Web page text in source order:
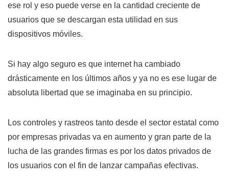
ese rol y eso puede verse en la cantidad creciente de
usuarios que se descargan esta utilidad en sus
dispositivos móviles.
Si hay algo seguro es que internet ha cambiado
drásticamente en los últimos años y ya no es ese lugar de
absoluta libertad que se imaginaba en su principio.
Los controles y rastreos tanto desde el sector estatal como
por empresas privadas va en aumento y gran parte de la
lucha de las grandes firmas es por los datos privados de
los usuarios con el fin de lanzar campañas efectivas.